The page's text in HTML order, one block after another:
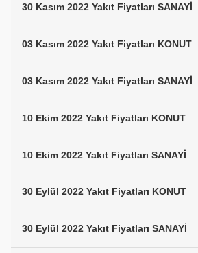
30 Kasım 2022 Yakıt Fiyatları SANAYİ
03 Kasım 2022 Yakıt Fiyatları KONUT
03 Kasım 2022 Yakıt Fiyatları SANAYİ
10 Ekim 2022 Yakıt Fiyatları KONUT
10 Ekim 2022 Yakıt Fiyatları SANAYİ
30 Eylül 2022 Yakıt Fiyatları KONUT
30 Eylül 2022 Yakıt Fiyatları SANAYİ